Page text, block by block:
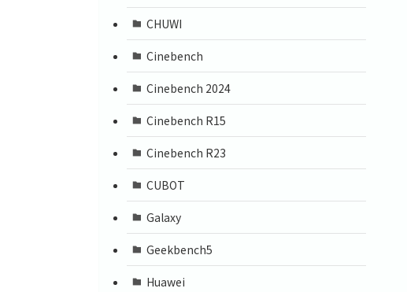
CHUWI
Cinebench
Cinebench 2024
Cinebench R15
Cinebench R23
CUBOT
Galaxy
Geekbench5
Huawei